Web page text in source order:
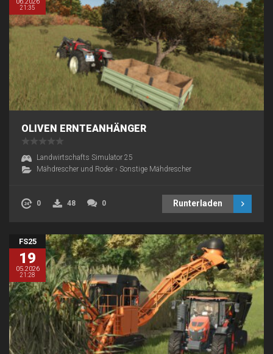
21:35
OLIVEN ERNTEANHÄNGER
Landwirtschafts Simulator 25
Mähdrescher und Roder › Sonstige Mähdrescher
0 48 0 Runterladen
FS25
19
05.2026
21:28